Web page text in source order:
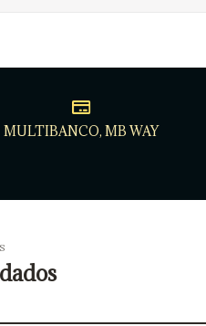
MULTIBANCO, MB WAY